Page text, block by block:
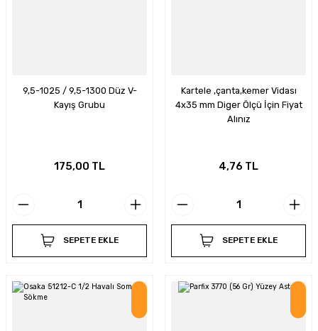
9,5-1025 / 9,5-1300 Düz V-
Kayış Grubu
175,00 TL
SEPETE EKLE
Kartele ,çanta,kemer Vidası
4x35 mm Diger Ölçü İçin Fiyat
Alınız
4,76 TL
SEPETE EKLE